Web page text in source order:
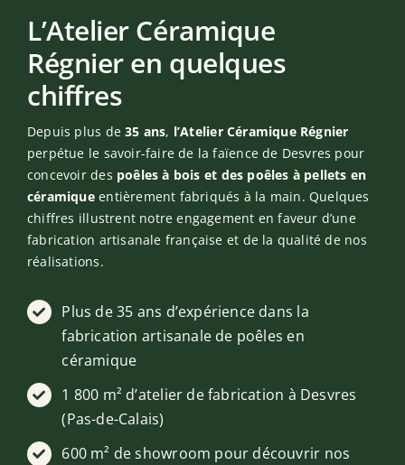
L’Atelier Céramique
Régnier en quelques
chiffres
Depuis plus de35 ans, l’Atelier Céramique Régnier
perpétue le savoir-faire de la faïence de Desvres pour
concevoir des poêles à bois et des poêles à pellets en
céramiqueentièrement fabriqués à la main. Quelques
chiffres illustrent notre engagement en faveur d’une
fabrication artisanale française et de la qualité de nos
réalisations.
Plus de 35 ans d’expérience dans la
fabrication artisanale de poêles en
céramique
1 800 m² d’atelier de fabrication à Desvres
(Pas-de-Calais)
600 m² de showroom pour découvrir nos